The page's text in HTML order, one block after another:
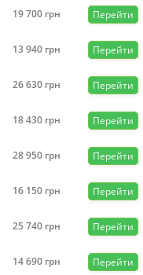
19 700 грн Перейти
13 940 грн Перейти
26 630 грн Перейти
18 430 грн Перейти
28 950 грн Перейти
16 150 грн Перейти
25 740 грн Перейти
14 690 грн Перейти